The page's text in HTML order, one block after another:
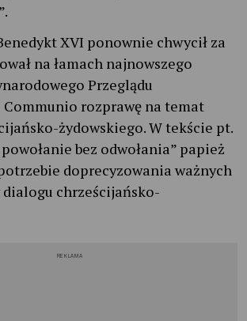
XVI ponownie chwycił za
na łamach najnowszego
Przeglądu
rozprawę na temat
żydowskiego. W tekście pt.
bez odwołania” papież
doprecyzowania ważnych
chrześcijańsko-
REKLAMA